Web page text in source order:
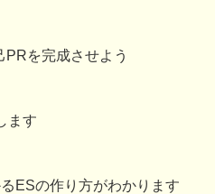
を完成させよう
ます
ESの作り方がわかります